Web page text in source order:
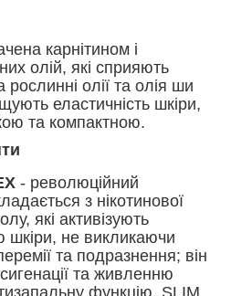
карнітином і
олій, які сприяють
рослинні олії та олія ши
еластичність шкіри,
та компактною.
- революційний
з нікотинової
які активізують
шкіри, не викликаючи
та подразнення; він
та живленню